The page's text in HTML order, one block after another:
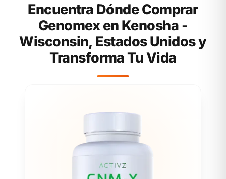
Encuentra Dónde Comprar
Genomex en Kenosha -
Wisconsin, Estados Unidos y
Transforma Tu Vida